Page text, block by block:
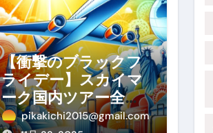
【衝撃のブラックフ
ライデー】スカイマ
ーク国内ツアー全路
線が大特価！年末年
pikakichi2015@gmail.com